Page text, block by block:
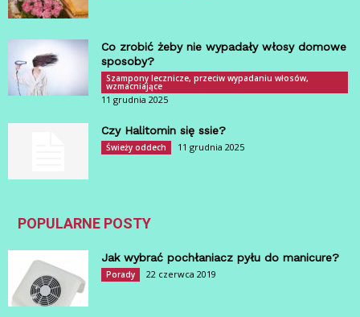
Co zrobić żeby nie wypadały włosy domowe
sposoby?
Szampony lecznicze, przeciw wypadaniu włosów,
wzmacniające
11 grudnia 2025
Czy Halitomin się ssie?
Świeży oddech 11 grudnia 2025
POPULARNE POSTY
Jak wybrać pochłaniacz pyłu do manicure?
Porady 22 czerwca 2019